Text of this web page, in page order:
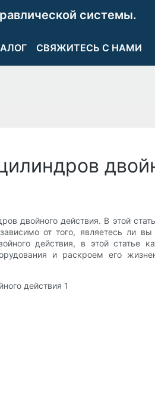
системы.
СВЯЖИТЕСЬ С НАМИ
двойного действия. В этой
от того, являетесь ли
действия, в этой статье
и раскроем его